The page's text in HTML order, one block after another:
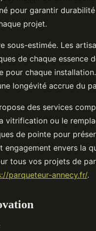
pour garantir
projet.
estimée. Les
de chaque essence
pour chaque
longévité accrue du
des services
vitrification ou le
de pointe pour
envers la
tous vos projets de
parqueteur-annecy.fr/.